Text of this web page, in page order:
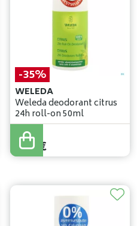
-35%
WELEDA
Weleda deodorant citrus
24h roll-on 50ml
7,49€
4,87 €